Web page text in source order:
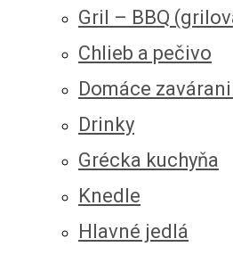
Gril – BBQ
Chlieb a pečivo
Domáce
Drinky
Grécka kuchyňa
Knedle
Hlavné jedlá